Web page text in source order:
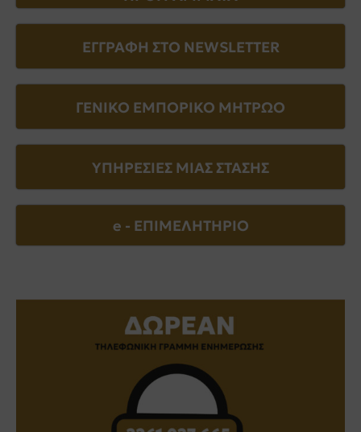
ΕΓΓΡΑΦΗ ΣΤΟ NEWSLETTER
ΓΕΝΙΚΟ ΕΜΠΟΡΙΚΟ ΜΗΤΡΩΟ
ΥΠΗΡΕΣΙΕΣ ΜΙΑΣ ΣΤΑΣΗΣ
e - EΠΙΜΕΛΗΤΗΡΙΟ